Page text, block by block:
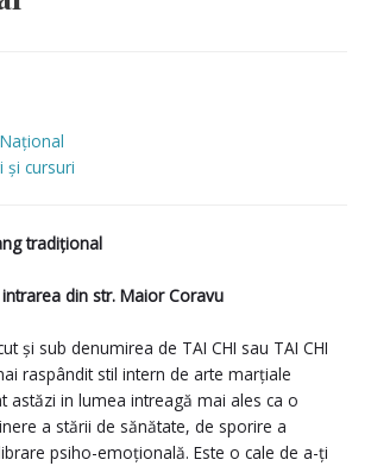
și cursuri
tradițional
din str. Maior Coravu
și sub denumirea de TAI CHI sau TAI CHI
raspândit stil intern de arte marțiale
astăzi in lumea intreagă mai ales ca o
a stării de sănătate, de sporire a
psiho-emoțională. Este o cale de a-ți